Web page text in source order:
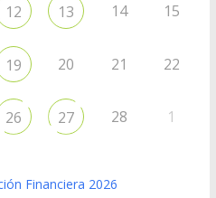
12 13 14 15
19 20 21 22
26 27 28 1
Financiera 2026